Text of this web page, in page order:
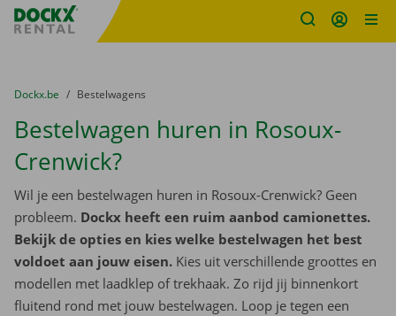
Fratello DEMO
U bevindt zich hier:
van
Dockx.be naar
Bestelwagens
Bestelwagen huren in Rosoux-
Crenwick?
Wil je een bestelwagen huren in Rosoux-Crenwick? Geen
probleem. Dockx heeft een ruim aanbod camionettes.
Bekijk de opties en kies welke bestelwagen het best
voldoet aan jouw eisen. Kies uit verschillende groottes en
modellen met laadklep of trekhaak. Zo rijd jij binnenkort
fluitend rond met jouw bestelwagen. Loop je tegen een